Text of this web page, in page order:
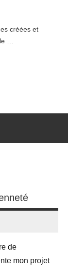
créées et
…
de
mon projet